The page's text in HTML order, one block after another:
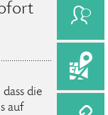
die
auf